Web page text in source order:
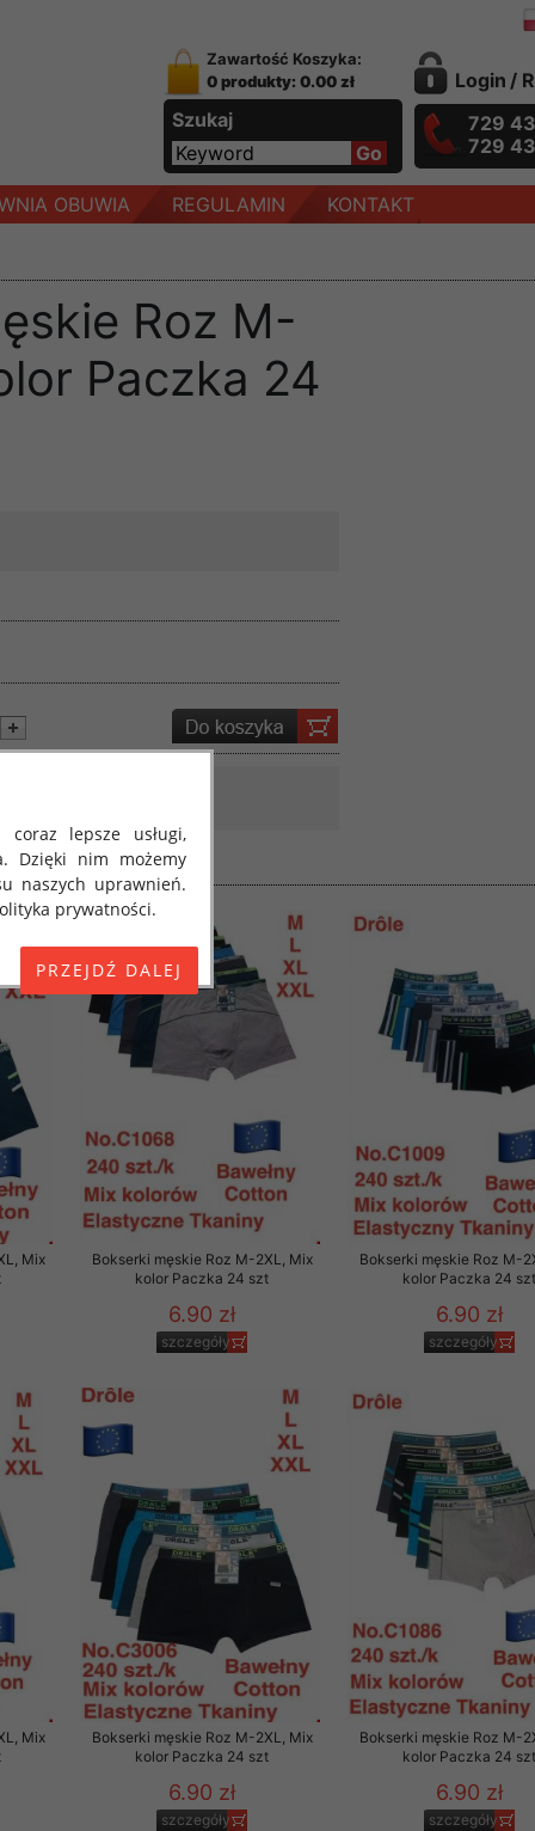
Zawartość Koszyka:
0 produkty: 0.00 zł
Szukaj
Login /
729
729
OBUWIA REGULAMIN KONTAKT
Roz M-
Paczka 24
Mix
Bokserki męskie Roz M-2XL, Mix
kolor Paczka 24 szt
6.90 zł
szczegóły
Bokserki męskie Roz M-
kolor Paczka 24
6.90 zł
szczegóły
Mix
Bokserki męskie Roz M-2XL, Mix
kolor Paczka 24 szt
6.90 zł
szczegóły
Bokserki męskie Roz M-
kolor Paczka 24
6.90 zł
szczegóły
lepsze usługi,
Dzięki nim możemy
naszych uprawnień.
prywatności.
2016/679 z dnia 27
i w sprawie
"RODO", "ORODO",
poinformować Cię o
2018 roku. Poniżej
przez OMEZ
wycofanie zgody nie
oraz usunięcia
zautomatyzowanemu
Twoich
osobowych.
udzielonego przez
sierpnia 1997 r. o
przechowujemy na
jedynie uprawnieni
swoich danych w celu
osobom trzecim,